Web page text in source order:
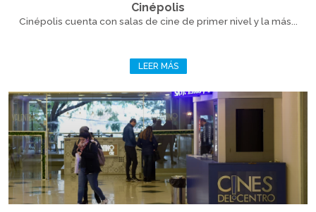
Cinépolis
Cinépolis cuenta con salas de cine de primer nivel y la más...
LEER MÁS